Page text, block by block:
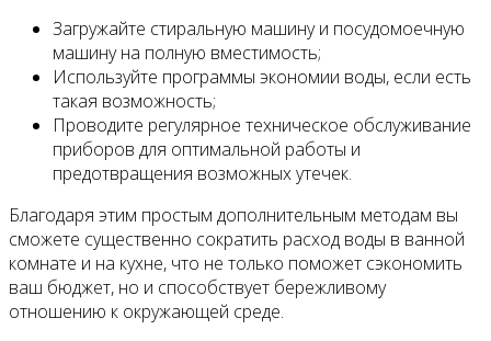
Загружайте стиральную машину и посудомоечную
машину на полную вместимость;
Используйте программы экономии воды, если есть
такая возможность;
Проводите регулярное техническое обслуживание
приборов для оптимальной работы и
предотвращения возможных утечек.
Благодаря этим простым дополнительным методам вы
сможете существенно сократить расход воды в ванной
комнате и на кухне, что не только поможет сэкономить
ваш бюджет, но и способствует бережливому
отношению к окружающей среде.